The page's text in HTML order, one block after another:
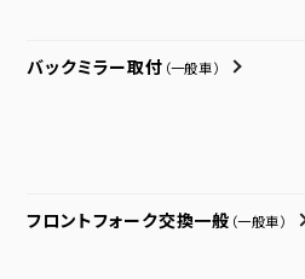
バックミラー取付 （一般車）
フロントフォーク交換一般 （一般車）